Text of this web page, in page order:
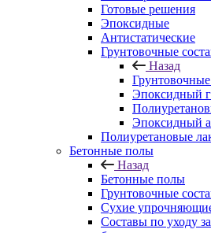
Готовые решения
Эпоксидные
Антистатические
Грунтовочные
Назад
Эпоксидный
Эпоксидный
Полиуретановые
Бетонные полы
Назад
Бетонные полы
Грунтовочные
Сухие
Составы по уходу